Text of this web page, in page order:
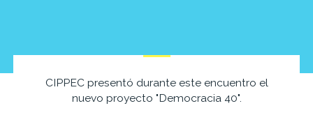
CIPPEC presentó durante este encuentro el
nuevo proyecto "Democracia 40".